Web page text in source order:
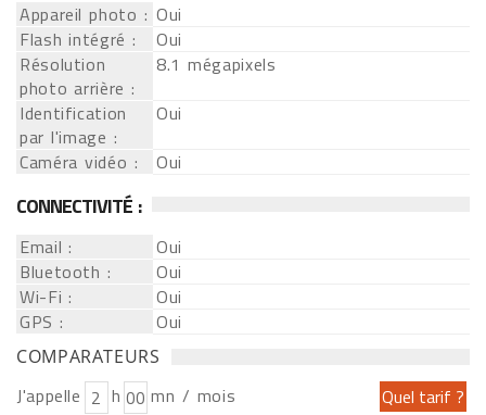
Appareil photo : Oui
Flash intégré :
Oui
Résolution
photo arrière :
8.1 mégapixels
Identification
par l'image :
Oui
Caméra vidéo :
Oui
CONNECTIVITÉ :
Email :
Oui
Bluetooth :
Oui
Wi-Fi :
Oui
GPS :
Oui
COMPARATEURS
J'appelle h
mn / mois